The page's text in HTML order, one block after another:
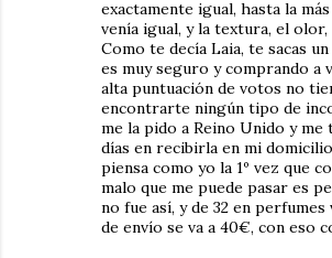
exactamente igual, hasta la
venía igual, y la textura, el
Como te decía Laia, te sacas
es muy seguro y comprando a
alta puntuación de votos no
encontrarte ningún tipo de
me la pido a Reino Unido y me
días en recibirla en mi
piensa como yo la 1º vez que
malo que me puede pasar es
no fue así, y de 32 en perfumes
de envío se va a 40€, con eso